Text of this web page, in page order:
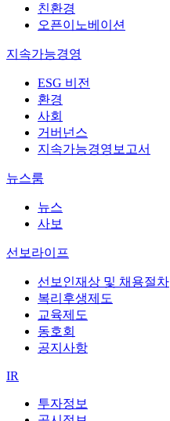
친환경
오픈이노베이션
지속가능경영
ESG 비전
환경
사회
거버넌스
지속가능경영보고서
뉴스룸
뉴스
사보
선보라이프
선보인재상 및 채용절차
복리후생제도
교육제도
동호회
공지사항
IR
투자정보